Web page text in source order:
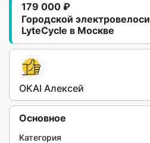
Городской
LyteCycle в Москве
179 000 ₽
OKAI Алексей
Основное
Категория